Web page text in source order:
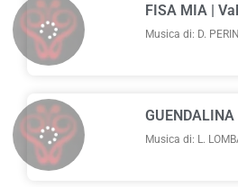
FISA MIA |
Musica di: D.
Musica di: L.